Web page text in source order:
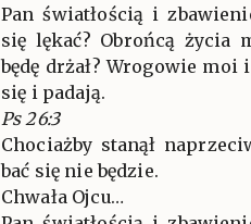
Pan światłością i
się lękać? Obrońcą życia
będę drżał? Wrogowie
się i padają.
Ps 26:3
Chociażby stanął
bać się nie będzie.
Chwała Ojcu…